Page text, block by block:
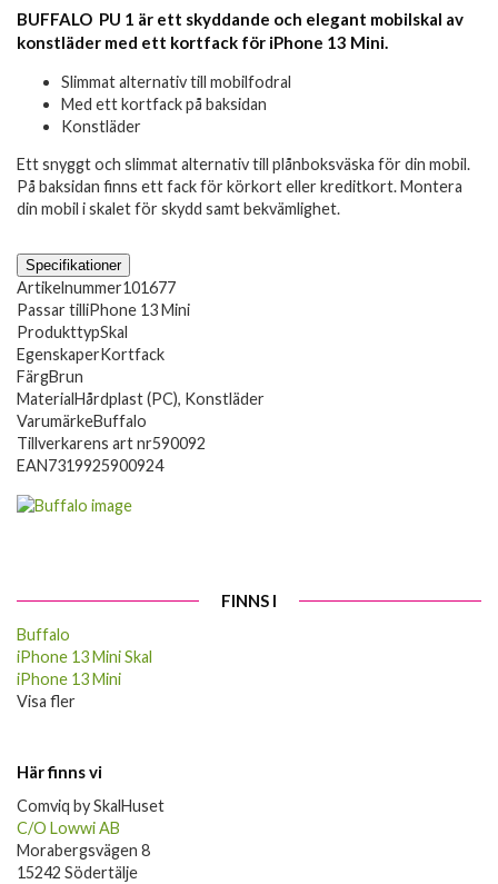
BUFFALO PU 1 är ett skyddande och elegant mobilskal av
konstläder med ett kortfack för iPhone 13 Mini.
Slimmat alternativ till mobilfodral
Med ett kortfack på baksidan
Konstläder
Ett snyggt och slimmat alternativ till plånboksväska för din mobil.
På baksidan finns ett fack för körkort eller kreditkort. Montera
din mobil i skalet för skydd samt bekvämlighet.
Specifikationer
Artikelnummer101677
Passar tilliPhone 13 Mini
ProdukttypSkal
EgenskaperKortfack
FärgBrun
MaterialHårdplast (PC), Konstläder
VarumärkeBuffalo
Tillverkarens art nr590092
EAN7319925900924
FINNS I
Buffalo
iPhone 13 Mini Skal
iPhone 13 Mini
Visa fler
Här finns vi
Comviq by SkalHuset
C/O Lowwi AB
Morabergsvägen 8
15242 Södertälje